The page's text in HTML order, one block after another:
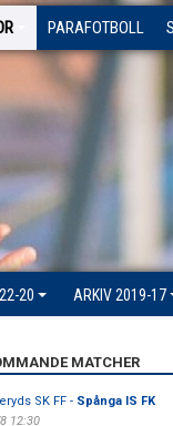
PARAFOTBOLL
20 ARKIV 2019-17
MATCHER
SK FF - Spånga IS FK
12:30